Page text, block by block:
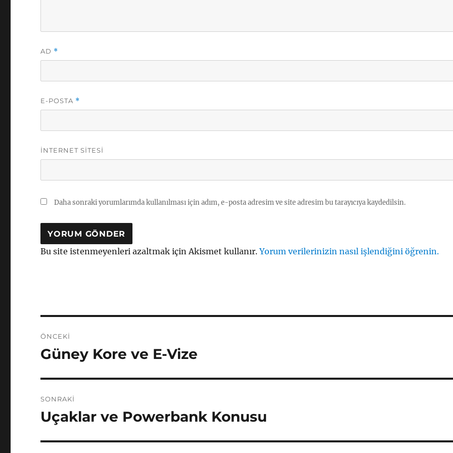
AD *
E-POSTA *
İNTERNET SITESI
Daha sonraki yorumlarımda kullanılması için adım, e-posta adresim ve site adresim bu tarayıcıya kaydedilsin.
Bu site istenmeyenleri azaltmak için Akismet kullanır.Yorum verilerinizin nasıl işlendiğini öğrenin.
gezinmesi
ÖNCEKI
Önceki
Güney Kore ve E-Vize
SONRAKI
Sonraki
yazı:
Uçaklar ve Powerbank Konusu